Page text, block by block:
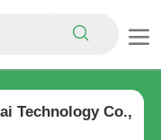
Technology Co.,